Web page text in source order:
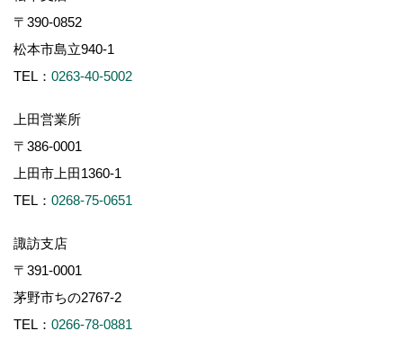
〒390-0852
松本市島立940-1
TEL： 0263-40-5002
上田営業所
〒386-0001
上田市上田1360-1
TEL： 0268-75-0651
諏訪支店
〒391-0001
茅野市ちの2767-2
TEL： 0266-78-0881